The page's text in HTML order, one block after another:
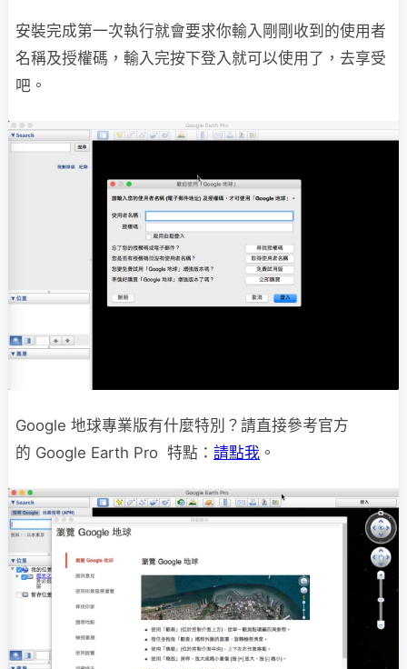
安裝完成第一次執行就會要求你輸入剛剛收到的使用者
名稱及授權碼，輸入完按下登入就可以使用了，去享受
吧。
Google 地球專業版有什麼特別？請直接參考官方
的 Google Earth Pro 特點： 請點我 。